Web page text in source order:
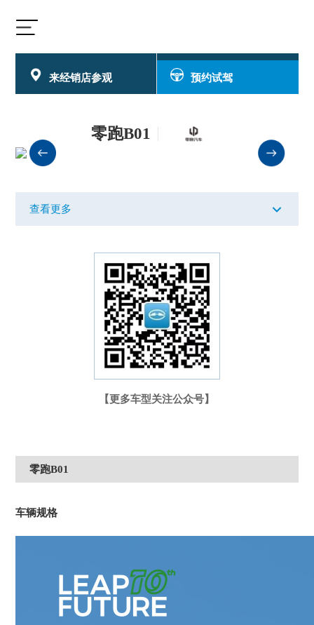
来经销店参观 预约试驾
零跑B01
查看更多
【更多车型关注公众号】
零跑B01
车辆规格